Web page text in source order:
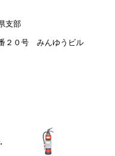
支部
０号 みんゆうビル